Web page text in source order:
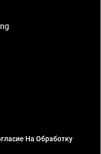
На Обработку